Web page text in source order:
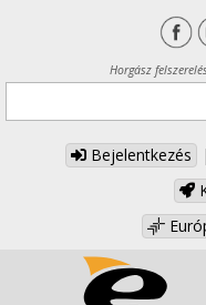
Horgász
Bejelentkezés |